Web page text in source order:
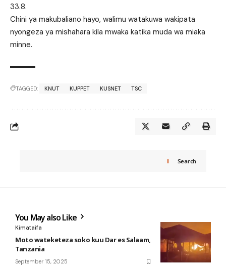
33.8.
Chini ya makubaliano hayo, walimu watakuwa wakipata
nyongeza ya mishahara kila mwaka katika muda wa miaka
minne.
TAGGED: KNUT KUPPET KUSNET TSC
Search
You May also Like
Kimataifa
Moto wateketeza soko kuu Dar es Salaam,
Tanzania
September 15, 2025